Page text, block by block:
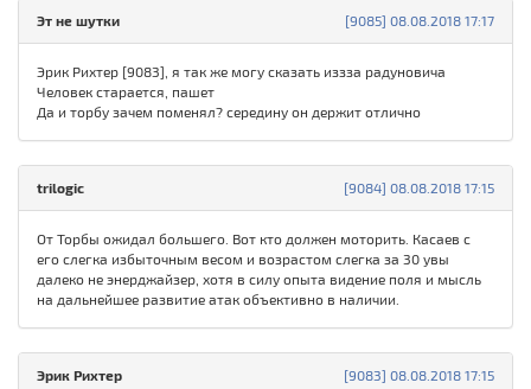
[9085] 08.08.2018 17:17
Эт не шутки
Эрик Рихтер [9083], я так же могу сказать иззза радуновича
Человек старается, пашет
Да и торбу зачем поменял? середину он держит отлично
[9084] 08.08.2018 17:15
trilogic
От Торбы ожидал большего. Вот кто должен моторить. Касаев с
его слегка избыточным весом и возрастом слегка за 30 увы
далеко не энерджайзер, хотя в силу опыта видение поля и мысль
на дальнейшее развитие атак объективно в наличии.
[9083] 08.08.2018 17:15
Эрик Рихтер